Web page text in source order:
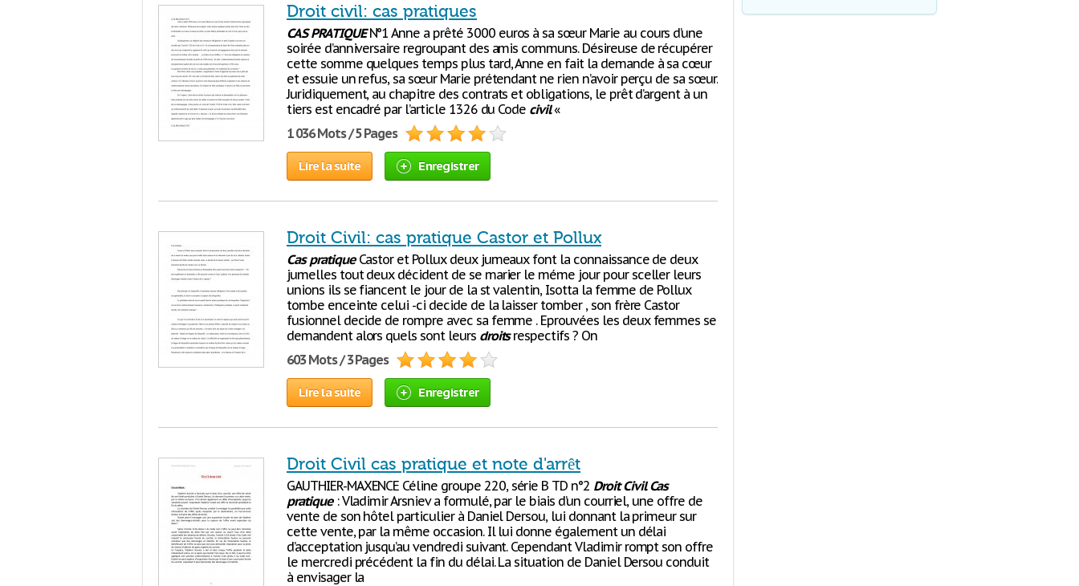
Droit civil: cas pratiques
CAS PRATIQUEN°1 Anne a prêté 3000 euros à sa sœur Marie au cours d’une
soirée d’anniversaire regroupant des amis communs. Désireuse de récupérer
cette somme quelques temps plus tard, Anne en fait la demande à sa cœur
et essuie un refus, sa sœur Marie prétendant ne rien n’avoir perçu de sa sœur.
Juridiquement, au chapitre des contrats et obligations, le prêt d’argent à un
tiers est encadré par l’article 1326 du Code civil«
1 036 Mots / 5 Pages
Lire la suite Enregistrer
Droit Civil: cas pratique Castor et Pollux
Cas pratiqueCastor et Pollux deux jumeaux font la connaissance de deux
jumelles tout deux décident de se marier le méme jour pour sceller leurs
unions ils se fiancent le jour de la st valentin, Isotta la femme de Pollux
tombe enceinte celui -ci decide de la laisser tomber , son frère Castor
fusionnel decide de rompre avec sa femme . Eprouvées les deux femmes se
demandent alors quels sont leurs droitsrespectifs ? On
603 Mots / 3 Pages
Lire la suite Enregistrer
Droit Civil cas pratique et note d'arrêt
GAUTHIER-MAXENCE Céline groupe 220, série B TD n°2 Droit Civil Cas
pratique: Vladimir Arsniev a formulé, par le biais d’un courriel, une offre de
vente de son hôtel particulier à Daniel Dersou, lui donnant la primeur sur
cette vente, par la même occasion. Il lui donne également un délai
d’acceptation jusqu’au vendredi suivant. Cependant Vladimir rompt son offre
le mercredi précédent la fin du délai. La situation de Daniel Dersou conduit
à envisager la